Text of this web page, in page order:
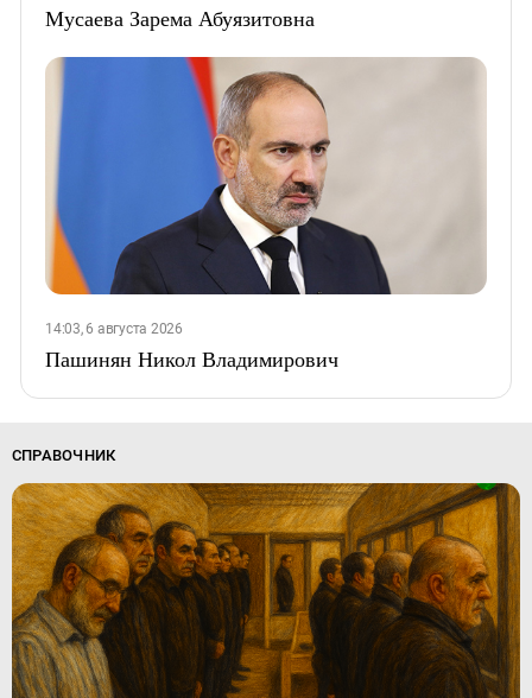
Мусаева Зарема Абуязитовна
14:03, 6 августа 2026
Пашинян Никол Владимирович
СПРАВОЧНИК